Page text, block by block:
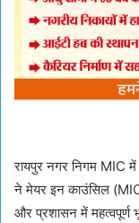
रायपुर नगर निगम MIC में
ने मेयर इन काउंसिल
और प्रशासन में महत्वपूर्ण